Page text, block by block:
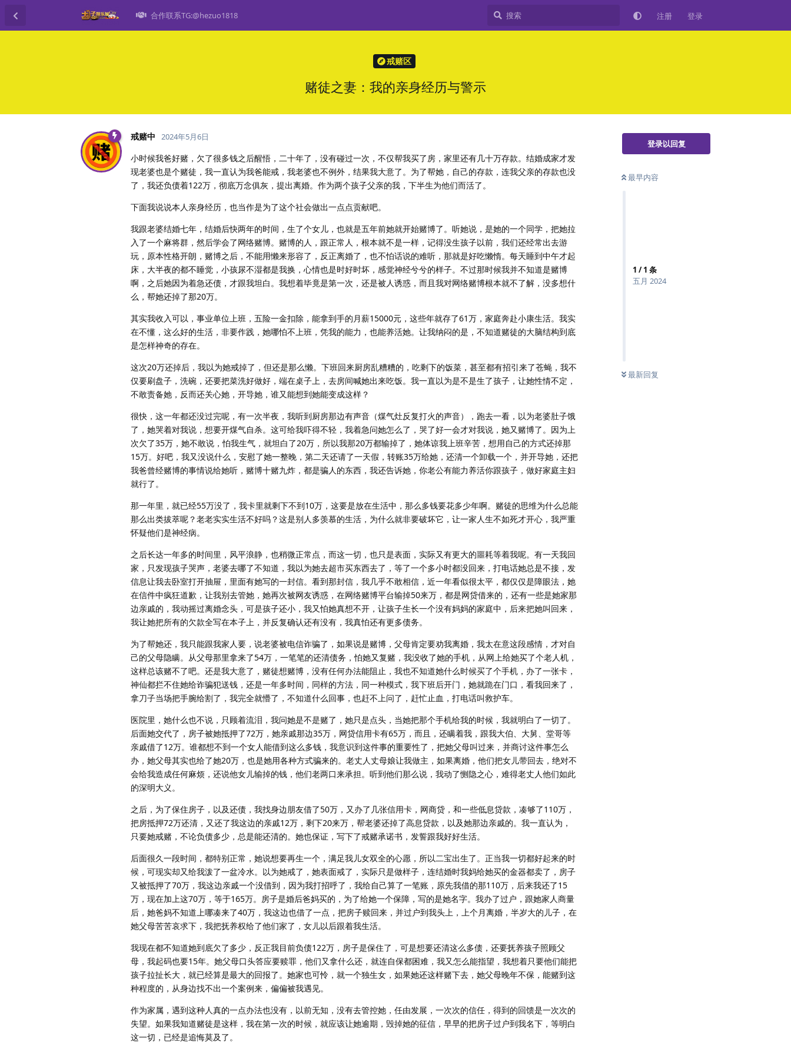
合作联系TG:@hezuo1818 注册 登录
戒赌区
赌徒之妻：我的亲身经历与警示
登录以回复
最早内容
1 /1 条
五月 2024
最新回复
戒赌中 2024年5月6日
小时候我爸好赌，欠了很多钱之后醒悟，二十年了，没有碰过一次，不仅帮我买了房，家里还有几十万存款。结婚成家才发
现老婆也是个赌徒，我一直认为我爸能戒，我老婆也不例外，结果我大意了。为了帮她，自己的存款，连我父亲的存款也没
了，我还负债着122万，彻底万念俱灰，提出离婚。作为两个孩子父亲的我，下半生为他们而活了。
下面我说说本人亲身经历，也当作是为了这个社会做出一点点贡献吧。
我跟老婆结婚七年，结婚后快两年的时间，生了个女儿，也就是五年前她就开始赌博了。听她说，是她的一个同学，把她拉
入了一个麻将群，然后学会了网络赌博。赌博的人，跟正常人，根本就不是一样，记得没生孩子以前，我们还经常出去游
玩，原本性格开朗，赌博之后，不能用懒来形容了，反正离婚了，也不怕话说的难听，那就是好吃懒惰。每天睡到中午才起
床，大半夜的都不睡觉，小孩尿不湿都是我换，心情也是时好时坏，感觉神经兮兮的样子。不过那时候我并不知道是赌博
啊，之后她因为着急还债，才跟我坦白。我想着毕竟是第一次，还是被人诱惑，而且我对网络赌博根本就不了解，没多想什
么，帮她还掉了那20万。
其实我收入可以，事业单位上班，五险一金扣除，能拿到手的月薪15000元，这些年就存了61万，家庭奔赴小康生活。我实
在不懂，这么好的生活，非要作践，她哪怕不上班，凭我的能力，也能养活她。让我纳闷的是，不知道赌徒的大脑结构到底
是怎样神奇的存在。
这次20万还掉后，我以为她戒掉了，但还是那么懒。下班回来厨房乱糟糟的，吃剩下的饭菜，甚至都有招引来了苍蝇，我不
仅要刷盘子，洗碗，还要把菜洗好做好，端在桌子上，去房间喊她出来吃饭。我一直以为是不是生了孩子，让她性情不定，
不敢责备她，反而还关心她，开导她，谁又能想到她能变成这样？
很快，这一年都还没过完呢，有一次半夜，我听到厨房那边有声音（煤气灶反复打火的声音），跑去一看，以为老婆肚子饿
了，她哭着对我说，想要开煤气自杀。这可给我吓得不轻，我着急问她怎么了，哭了好一会才对我说，她又赌博了。因为上
次欠了35万，她不敢说，怕我生气，就坦白了20万，所以我那20万都输掉了，她体谅我上班辛苦，想用自己的方式还掉那
15万。好吧，我又没说什么，安慰了她一整晚，第二天还请了一天假，转账35万给她，还清一个卸载一个，并开导她，还把
我爸曾经赌博的事情说给她听，赌博十赌九炸，都是骗人的东西，我还告诉她，你老公有能力养活你跟孩子，做好家庭主妇
就行了。
那一年里，就已经55万没了，我卡里就剩下不到10万，这要是放在生活中，那么多钱要花多少年啊。赌徒的思维为什么总能
那么出类拔萃呢？老老实实生活不好吗？这是别人多羡慕的生活，为什么就非要破坏它，让一家人生不如死才开心，我严重
怀疑他们是神经病。
之后长达一年多的时间里，风平浪静，也稍微正常点，而这一切，也只是表面，实际又有更大的噩耗等着我呢。有一天我回
家，只发现孩子哭声，老婆去哪了不知道，我以为她去超市买东西去了，等了一个多小时都没回来，打电话她总是不接，发
信息让我去卧室打开抽屉，里面有她写的一封信。看到那封信，我几乎不敢相信，近一年看似很太平，都仅仅是障眼法，她
在信件中疯狂道歉，让我别去管她，她再次被网友诱惑，在网络赌博平台输掉50来万，都是网贷借来的，还有一些是她家那
边亲戚的，我动摇过离婚念头，可是孩子还小，我又怕她真想不开，让孩子生长一个没有妈妈的家庭中，后来把她叫回来，
我让她把所有的欠款全写在本子上，并反复确认还有没有，我真怕还有更多债务。
为了帮她还，我只能跟我家人要，说老婆被电信诈骗了，如果说是赌博，父母肯定要劝我离婚，我太在意这段感情，才对自
己的父母隐瞒。从父母那里拿来了54万，一笔笔的还清债务，怕她又复赌，我没收了她的手机，从网上给她买了个老人机，
这样总该赌不了吧。还是我大意了，赌徒想赌博，没有任何办法能阻止，我也不知道她什么时候买了个手机，办了一张卡，
神仙都拦不住她给诈骗犯送钱，还是一年多时间，同样的方法，同一种模式，我下班后开门，她就跪在门口，看我回来了，
拿刀子当场把手腕给割了，我完全就懵了，不知道什么回事，也赶不上问了，赶忙止血，打电话叫救护车。
医院里，她什么也不说，只顾着流泪，我问她是不是赌了，她只是点头，当她把那个手机给我的时候，我就明白了一切了。
后面她交代了，房子被她抵押了72万，她亲戚那边35万，网贷信用卡有65万，而且，还瞒着我，跟我大伯、大舅、堂哥等
亲戚借了12万。谁都想不到一个女人能借到这么多钱，我意识到这件事的重要性了，把她父母叫过来，并商讨这件事怎么
办，她父母其实也给了她20万，也是她用各种方式骗来的。老丈人丈母娘让我做主，如果离婚，他们把女儿带回去，绝对不
会给我造成任何麻烦，还说他女儿输掉的钱，他们老两口来承担。听到他们那么说，我动了恻隐之心，难得老丈人他们如此
的深明大义。
之后，为了保住房子，以及还债，我找身边朋友借了50万，又办了几张信用卡，网商贷，和一些低息贷款，凑够了110万，
把房抵押72万还清，又还了我这边的亲戚12万，剩下20来万，帮老婆还掉了高息贷款，以及她那边亲戚的。我一直认为，
只要她戒赌，不论负债多少，总是能还清的。她也保证，写下了戒赌承诺书，发誓跟我好好生活。
后面很久一段时间，都特别正常，她说想要再生一个，满足我儿女双全的心愿，所以二宝出生了。正当我一切都好起来的时
候，可现实却又给我泼了一盆冷水。以为她戒了，她表面戒了，实际只是做样子，连结婚时我妈给她买的金器都卖了，房子
又被抵押了70万，我这边亲戚一个没借到，因为我打招呼了，我给自己算了一笔账，原先我借的那110万，后来我还了15
万，现在加上这70万，等于165万。房子是婚后爸妈买的，为了给她一个保障，写的是她名字。我办了过户，跟她家人商量
后，她爸妈不知道上哪凑来了40万，我这边也借了一点，把房子赎回来，并过户到我头上，上个月离婚，半岁大的儿子，在
她父母苦苦哀求下，我把抚养权给了他们家了，女儿以后跟着我生活。
我现在都不知道她到底欠了多少，反正我目前负债122万，房子是保住了，可是想要还清这么多债，还要抚养孩子照顾父
母，我起码也要15年。她父母口头答应要赎罪，他们又拿什么还，就连自保都困难，我又怎么能指望，我想着只要他们能把
孩子拉扯长大，就已经算是最大的回报了。她家也可怜，就一个独生女，如果她还这样赌下去，她父母晚年不保，能赌到这
种程度的，从身边找不出一个案例来，偏偏被我遇见。
作为家属，遇到这种人真的一点办法也没有，以前无知，没有去管控她，任由发展，一次次的信任，得到的回馈是一次次的
失望。如果我知道赌徒是这样，我在第一次的时候，就应该让她逾期，毁掉她的征信，早早的把房子过户到我名下，等明白
这一切，已经是追悔莫及了。